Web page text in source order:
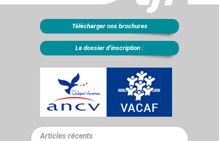
Télécharger nos brochures
Le dossier d’inscription :
Articles récents